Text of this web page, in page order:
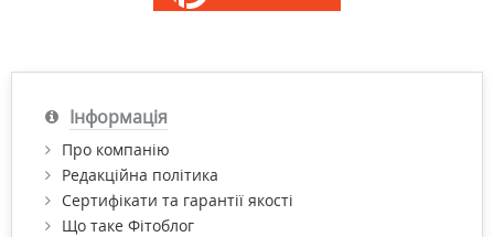
Інформація
Про компанію
Редакційна політика
Сертифікати та гарантії якості
Що таке Фітоблог